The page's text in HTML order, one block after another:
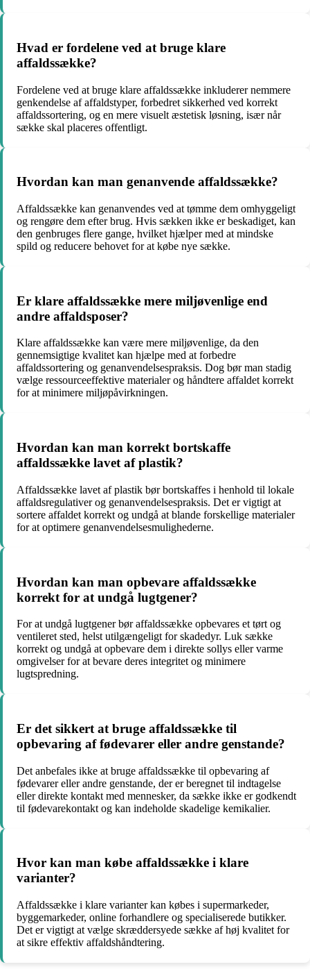
Hvad er fordelene ved at bruge klare
affaldssække?
Fordelene ved at bruge klare affaldssække inkluderer nemmere
genkendelse af affaldstyper, forbedret sikkerhed ved korrekt
affaldssortering, og en mere visuelt æstetisk løsning, især når
sække skal placeres offentligt.
Hvordan kan man genanvende affaldssække?
Affaldssække kan genanvendes ved at tømme dem omhyggeligt
og rengøre dem efter brug. Hvis sækken ikke er beskadiget, kan
den genbruges flere gange, hvilket hjælper med at mindske
spild og reducere behovet for at købe nye sække.
Er klare affaldssække mere miljøvenlige end
andre affaldsposer?
Klare affaldssække kan være mere miljøvenlige, da den
gennemsigtige kvalitet kan hjælpe med at forbedre
affaldssortering og genanvendelsespraksis. Dog bør man stadig
vælge ressourceeffektive materialer og håndtere affaldet korrekt
for at minimere miljøpåvirkningen.
Hvordan kan man korrekt bortskaffe
affaldssække lavet af plastik?
Affaldssække lavet af plastik bør bortskaffes i henhold til lokale
affaldsregulativer og genanvendelsespraksis. Det er vigtigt at
sortere affaldet korrekt og undgå at blande forskellige materialer
for at optimere genanvendelsesmulighederne.
Hvordan kan man opbevare affaldssække
korrekt for at undgå lugtgener?
For at undgå lugtgener bør affaldssække opbevares et tørt og
ventileret sted, helst utilgængeligt for skadedyr. Luk sække
korrekt og undgå at opbevare dem i direkte sollys eller varme
omgivelser for at bevare deres integritet og minimere
lugtspredning.
Er det sikkert at bruge affaldssække til
opbevaring af fødevarer eller andre genstande?
Det anbefales ikke at bruge affaldssække til opbevaring af
fødevarer eller andre genstande, der er beregnet til indtagelse
eller direkte kontakt med mennesker, da sække ikke er godkendt
til fødevarekontakt og kan indeholde skadelige kemikalier.
Hvor kan man købe affaldssække i klare
varianter?
Affaldssække i klare varianter kan købes i supermarkeder,
byggemarkeder, online forhandlere og specialiserede butikker.
Det er vigtigt at vælge skræddersyede sække af høj kvalitet for
at sikre effektiv affaldshåndtering.